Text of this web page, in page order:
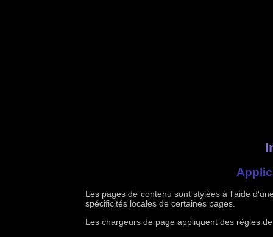
Les pages de contenu sont stylées à l'aide
spécificités locales de certaines pages.
Les chargeurs de page appliquent des règles